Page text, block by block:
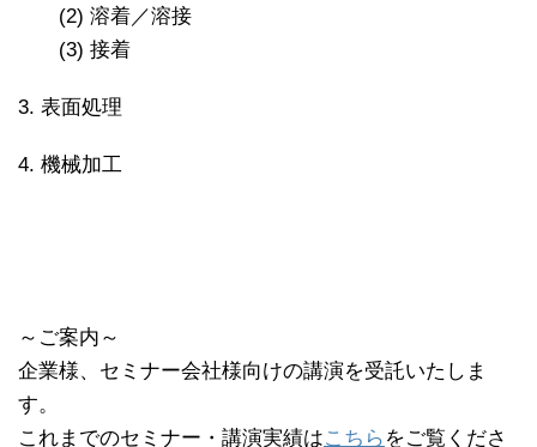
(2) 溶着／溶接
(3) 接着
3. 表面処理
4. 機械加工
～ご案内～
企業様、セミナー会社様向けの講演を受託いたしま
す。
これまでのセミナー・講演実績はこちら をご覧くださ